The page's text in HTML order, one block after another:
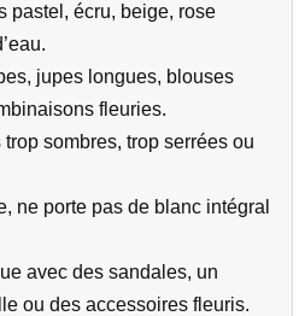
pastel, écru, beige, rose
jupes longues, blouses
fleuries.
sombres, trop serrées ou
ne porte pas de blanc intégral
avec des sandales, un
ou des accessoires fleuris.